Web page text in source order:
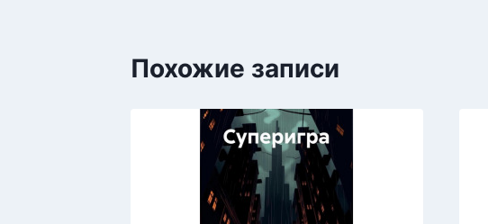
Похожие записи